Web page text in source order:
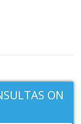
ON